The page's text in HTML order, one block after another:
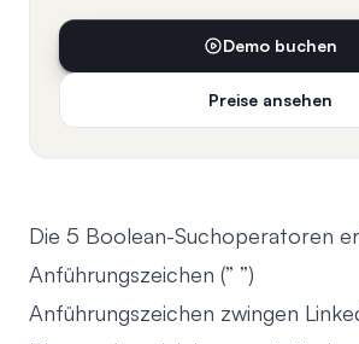
Demo buchen
Preise ansehen
Die 5 Boolean-Suchoperatoren
Anführungszeichen (” ”)
Anführungszeichen zwingen